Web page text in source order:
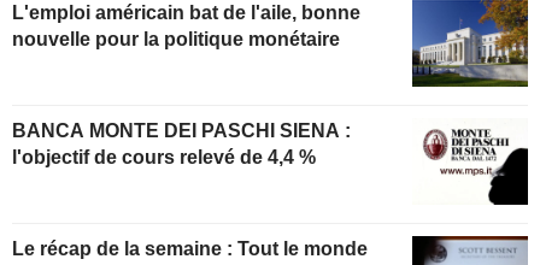
L'emploi américain bat de l'aile, bonne
nouvelle pour la politique monétaire
BANCA MONTE DEI PASCHI SIENA :
l'objectif de cours relevé de 4,4 %
Le récap de la semaine : Tout le monde